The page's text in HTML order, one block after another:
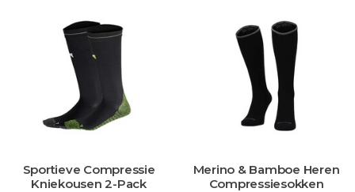
Sportieve Compressie
Kniekousen 2-Pack
Merino & Bamboe Heren
Compressiesokken